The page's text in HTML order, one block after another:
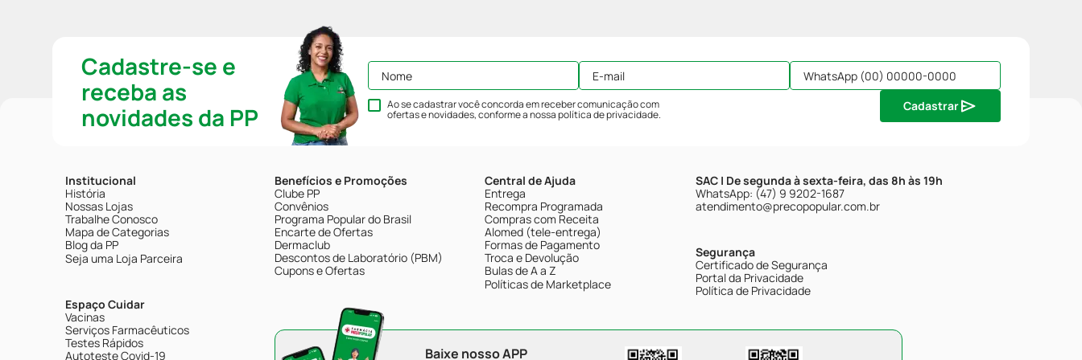
Cadastre-se e
receba as
novidades da PP
Ao se cadastrar você concorda em receber comunicação com
ofertas e novidades, conforme a nossapolítica de privacidade.
Cadastrar
Institucional
História
Nossas Lojas
Trabalhe Conosco
Mapa de Categorias
Blog da PP
Seja uma Loja Parceira
Espaço Cuidar
Vacinas
Serviços Farmacêuticos
Testes Rápidos
Autoteste Covid-19
Benefícios e Promoções
Clube PP
Convênios
Programa Popular do Brasil
Encarte de Ofertas
Dermaclub
Descontos de Laboratório (PBM)
Cupons e Ofertas
Central de Ajuda
Entrega
Recompra Programada
Compras com Receita
Alomed (tele-entrega)
Formas de Pagamento
Troca e Devolução
Bulas de A a Z
Políticas de Marketplace
SAC | De segunda à sexta-feira, das 8h às 19h
WhatsApp: (47) 9 9202-1687
atendimento@precopopular.com.br
Segurança
Certificado de Segurança
Portal da Privacidade
Política de Privacidade
Baixe nosso APP